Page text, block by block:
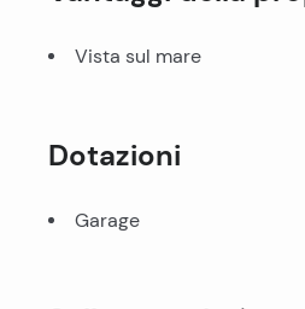
Vista sul mare
Dotazioni
Garage